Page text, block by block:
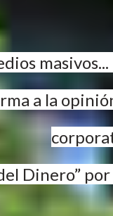
a la
Dinero”